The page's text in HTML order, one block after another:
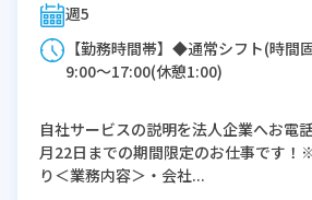
週5
【勤務時間帯】◆通常シフト(時間
9:00〜17:00(休憩1:00)
自社サービスの説明を法人企業へお電
月22日までの期間限定のお仕事です！
り＜業務内容＞・会社...